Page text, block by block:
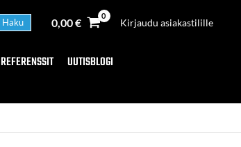
Haku 0,00€ Kirjaudu asiakastilille
REFERENSSIT
UUTISBLOGI